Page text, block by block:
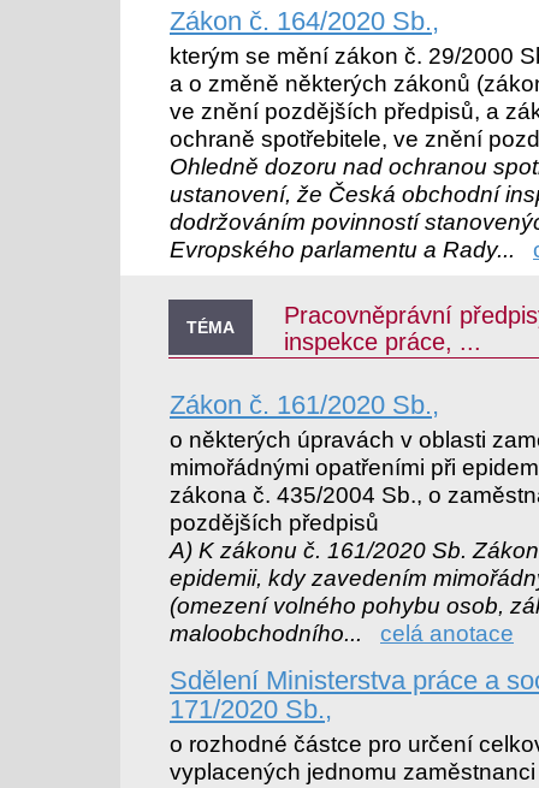
Zákon č. 164/2020 Sb.,
kterým se mění zákon č. 29/2000
a o změně některých zákonů
ve znění pozdějších předpisů, a
ochraně spotřebitele, ve znění
Ohledně dozoru nad ochranou
ustanovení, že Česká obchodní
dodržováním povinností
Evropského parlamentu a Rady...
TÉMA
Pracovněprávní
inspekce práce, ...
Zákon č. 161/2020 Sb.,
o některých úpravách v oblasti
mimořádnými opatřeními při
zákona č. 435/2004 Sb., o
pozdějších předpisů
A) K zákonu č. 161/2020 Sb.
epidemii, kdy zavedením
(omezení volného pohybu osob,
maloobchodního...
celá anotace
Sdělení Ministerstva práce a
171/2020 Sb.,
o rozhodné částce pro určení
vyplacených jednomu